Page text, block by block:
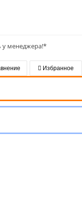
у менеджера!*
Избранное